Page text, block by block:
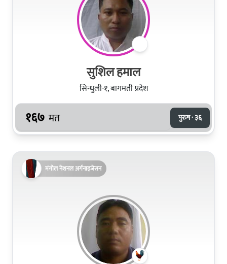
सुशिल हमाल
सिन्धुली-१, बागमती प्रदेश
१६७ मत पुरुष · ३६
मंगोल नेशनल अर्गनाइजेसन